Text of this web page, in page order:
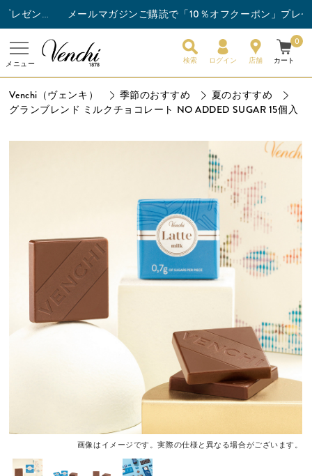
チョコレートバー3枚以上ご購入でスナックバーを1枚プレゼント！ メールマガジンご購読で「10％オフクーポン」プレゼント
メニュー 検索 ログイン 店舗 カート
0
Venchi（ヴェンキ） 季節のおすすめ
夏のおすすめ
グランブレンド ミルクチョコレート NO ADDED SUGAR 15個入
画像はイメージです。実際の仕様と異なる場合がございます。